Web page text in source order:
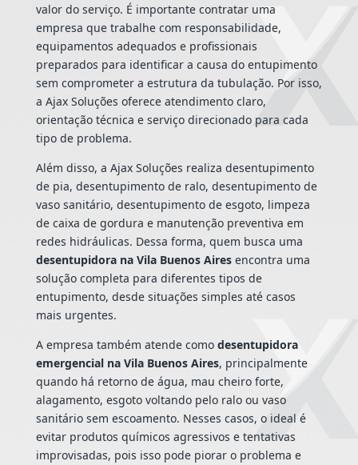
valor do serviço. É importante contratar uma
empresa que trabalhe com responsabilidade,
equipamentos adequados e profissionais
preparados para identificar a causa do entupimento
sem comprometer a estrutura da tubulação. Por isso,
a Ajax Soluções oferece atendimento claro,
orientação técnica e serviço direcionado para cada
tipo de problema.
Além disso, a Ajax Soluções realiza desentupimento
de pia, desentupimento de ralo, desentupimento de
vaso sanitário, desentupimento de esgoto, limpeza
de caixa de gordura e manutenção preventiva em
redes hidráulicas. Dessa forma, quem busca uma
desentupidora na Vila Buenos Airesencontra uma
solução completa para diferentes tipos de
entupimento, desde situações simples até casos
mais urgentes.
A empresa também atende como desentupidora
emergencial na Vila Buenos Aires, principalmente
quando há retorno de água, mau cheiro forte,
alagamento, esgoto voltando pelo ralo ou vaso
sanitário sem escoamento. Nesses casos, o ideal é
evitar produtos químicos agressivos e tentativas
improvisadas, pois isso pode piorar o problema e